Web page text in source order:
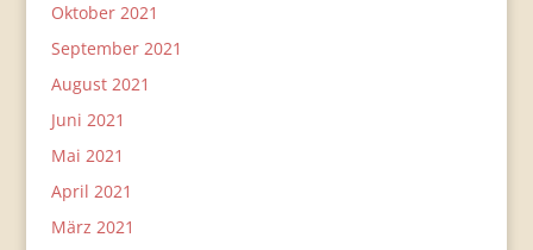
Oktober 2021
September 2021
August 2021
Juni 2021
Mai 2021
April 2021
März 2021